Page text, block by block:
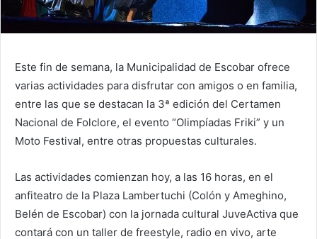
Este fin de semana, la Municipalidad de Escobar ofrece
varias actividades para disfrutar con amigos o en familia,
entre las que se destacan la 3ª edición del Certamen
Nacional de Folclore, el evento “Olimpíadas Friki” y un
Moto Festival, entre otras propuestas culturales.
Las actividades comienzan hoy, a las 16 horas, en el
anfiteatro de la Plaza Lambertuchi (Colón y Ameghino,
Belén de Escobar) con la jornada cultural JuveActiva que
contará con un taller de freestyle, radio en vivo, arte